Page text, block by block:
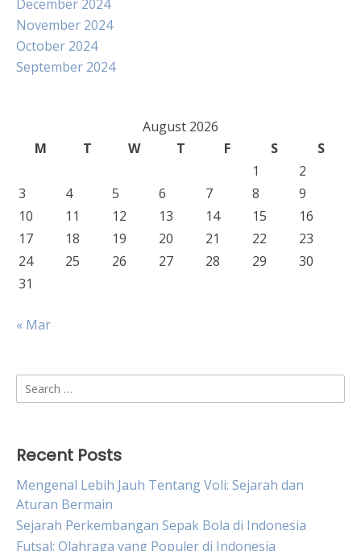
December 2024
November 2024
October 2024
September 2024
August 2026
M
T W T F S
S
1
2
3
4 5 6 7 8
9
10
11 12 13 14 15
16
17
18 19 20 21 22
23
24
25 26 27 28 29
30
31
« Mar
Search
for:
Recent Posts
Mengenal Lebih Jauh Tentang Voli: Sejarah dan
Aturan Bermain
Sejarah Perkembangan Sepak Bola di Indonesia
Futsal: Olahraga yang Populer di Indonesia